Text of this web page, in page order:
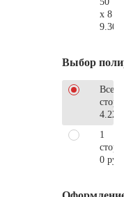
x 8
Выбор
Все
1
0 руб.